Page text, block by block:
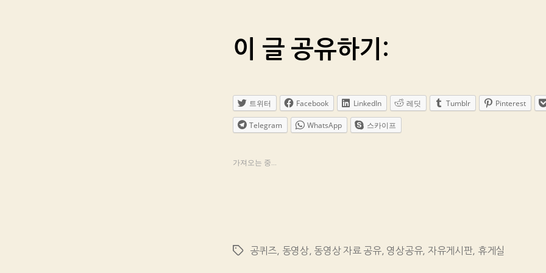
이 글 공유하기:
트위터 Facebook LinkedIn 레딧 Tumblr Pinterest
Telegram WhatsApp 스카이프
가져오는 중...
Tags공퀴즈, 동영상, 동영상 자료 공유, 영상공유, 자유게시판, 휴게실